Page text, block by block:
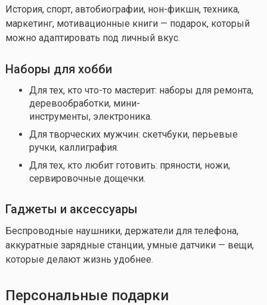
История, спорт, автобиографии, нон-фикшн, техника,
маркетинг, мотивационные книги — подарок, который
можно адаптировать под личный вкус.
Наборы для хобби
Для тех, кто что-то мастерит: наборы для ремонта,
деревообработки, мини-
инструменты, электроника.
Для творческих мужчин: скетчбуки, перьевые
ручки, каллиграфия.
Для тех, кто любит готовить: пряности, ножи,
сервировочные дощечки.
Гаджеты и аксессуары
Беспроводные наушники, держатели для телефона,
аккуратные зарядные станции, умные датчики — вещи,
которые делают жизнь удобнее.
Персональные подарки